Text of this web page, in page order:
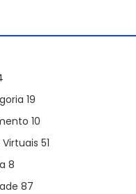
19
10
51
8
87